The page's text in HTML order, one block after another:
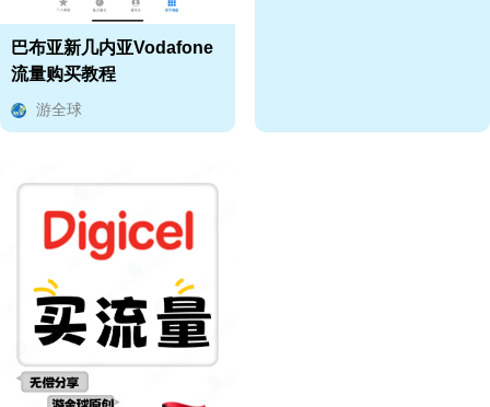
巴布亚新几内亚Vodafone
流量购买教程
游全球